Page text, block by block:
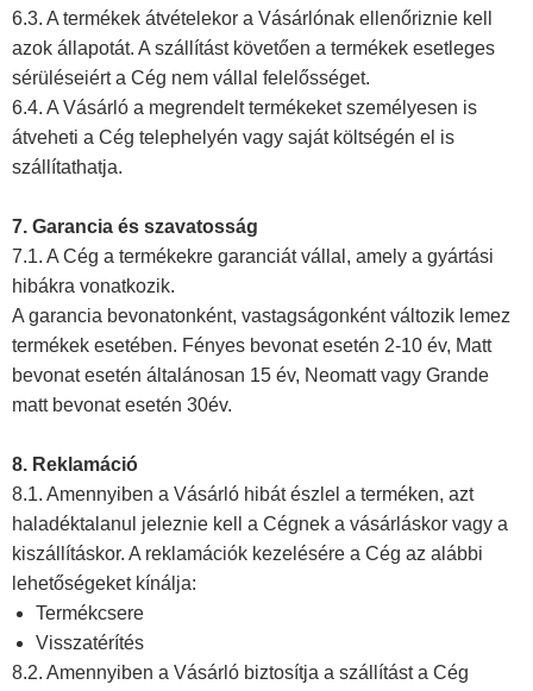
6.3. A termékek átvételekor a Vásárlónak ellenőriznie kell
azok állapotát. A szállítást követően a termékek esetleges
sérüléseiért a Cég nem vállal felelősséget.
6.4. A Vásárló a megrendelt termékeket személyesen is
átveheti a Cég telephelyén vagy saját költségén el is
szállítathatja.
7. Garancia és szavatosság
7.1. A Cég a termékekre garanciát vállal, amely a gyártási
hibákra vonatkozik.
A garancia bevonatonként, vastagságonként változik lemez
termékek esetében. Fényes bevonat esetén 2-10 év, Matt
bevonat esetén általánosan 15 év, Neomatt vagy Grande
matt bevonat esetén 30év.
8. Reklamáció
8.1. Amennyiben a Vásárló hibát észlel a terméken, azt
haladéktalanul jeleznie kell a Cégnek a vásárláskor vagy a
kiszállításkor. A reklamációk kezelésére a Cég az alábbi
lehetőségeket kínálja:
Termékcsere
Visszatérítés
8.2. Amennyiben a Vásárló biztosítja a szállítást a Cég